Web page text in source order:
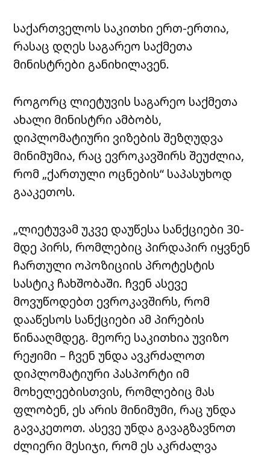
საქართველოს საკითხი ერთ-ერთია,
რასაც დღეს საგარეო საქმეთა
მინისტრები განიხილავენ.
როგორც ლიეტუვის საგარეო საქმეთა
ახალი მინისტრი ამბობს,
დიპლომატიური ვიზების შეზღუდვა
მინიმუმია, რაც ევროკავშირს შეუძლია,
რომ „ქართული ოცნების“ საპასუხოდ
გააკეთოს.
„ლიეტუვამ უკვე დაუწესა სანქციები 30-
მდე პირს, რომლებიც პირდაპირ იყვნენ
ჩართული ოპოზიციის პროტესტის
სასტიკ ჩახშობაში. ჩვენ ასევე
მოვუწოდებთ ევროკავშირს, რომ
დააწესოს სანქციები ამ პირების
წინააღმდეგ. მეორე საკითხია უვიზო
რეჟიმი – ჩვენ უნდა ავკრძალოთ
დიპლომატიური პასპორტი იმ
მოხელეებისთვის, რომლებიც მას
ფლობენ, ეს არის მინიმუმი, რაც უნდა
გავაკეთოთ. ასევე უნდა გავაგზავნოთ
ძლიერი მესიჯი, რომ ეს აკრძალვა